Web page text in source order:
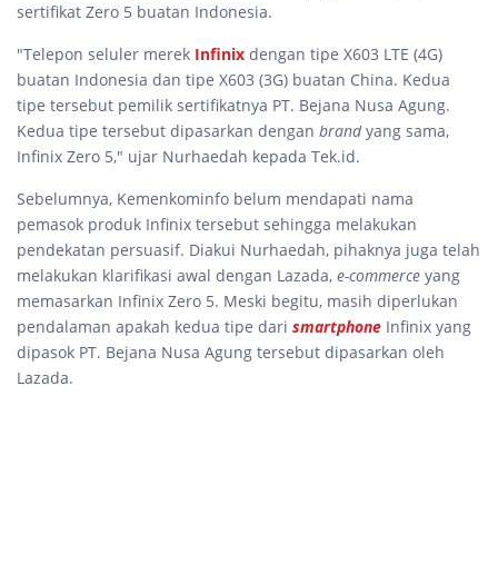
sertifikat Zero 5 buatan Indonesia.
"Telepon seluler merek Infinix dengan tipe X603 LTE (4G)
buatan Indonesia dan tipe X603 (3G) buatan China. Kedua
tipe tersebut pemilik sertifikatnya PT. Bejana Nusa Agung.
Kedua tipe tersebut dipasarkan dengan brandyang sama,
Infinix Zero 5," ujar Nurhaedah kepada Tek.id.
Sebelumnya, Kemenkominfo belum mendapati nama
pemasok produk Infinix tersebut sehingga melakukan
pendekatan persuasif. Diakui Nurhaedah, pihaknya juga telah
melakukan klarifikasi awal dengan Lazada, e-commerce yang
memasarkan Infinix Zero 5. Meski begitu, masih diperlukan
pendalaman apakah kedua tipe dari smartphone Infinix yang
dipasok PT. Bejana Nusa Agung tersebut dipasarkan oleh
Lazada.